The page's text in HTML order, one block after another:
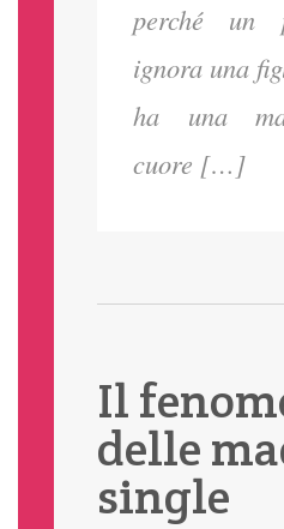
perché un
ignora una
ha una
cuore […]
Il
delle
single